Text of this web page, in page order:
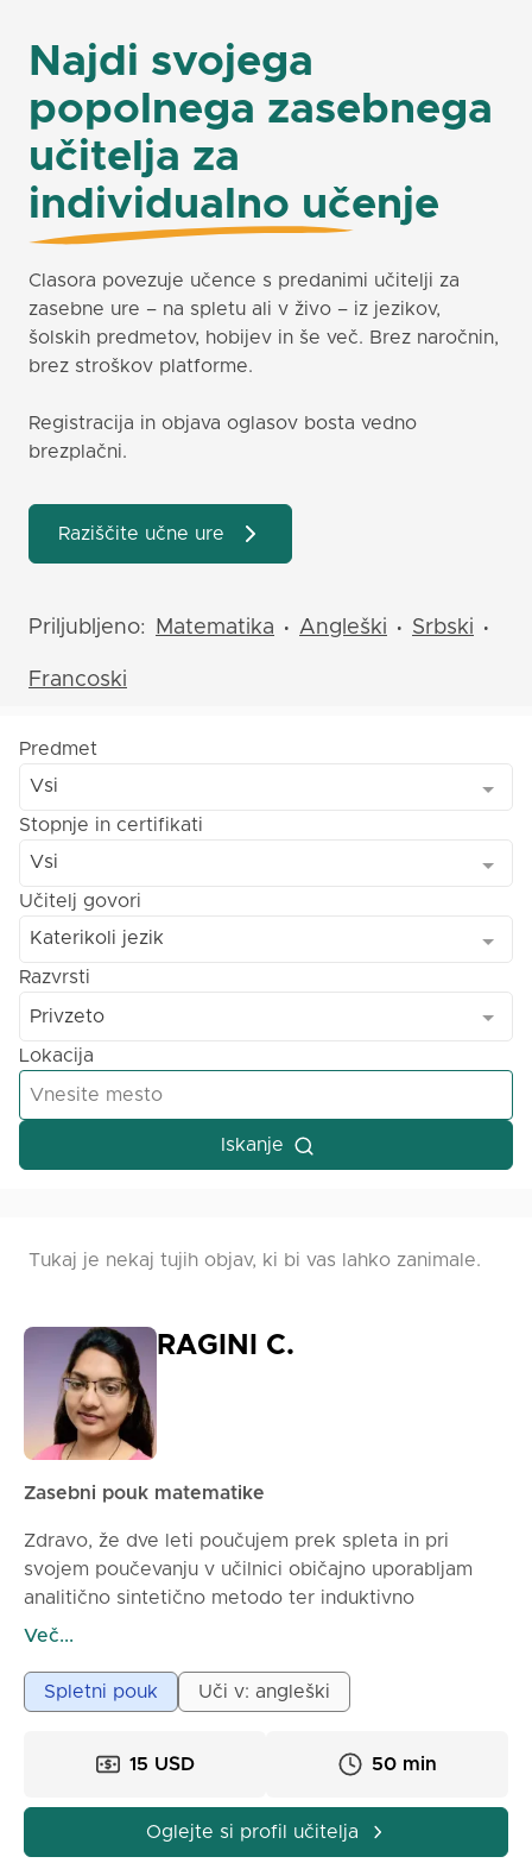
Najdi svojega
popolnega zasebnega
učitelja za
individualno učenje
Clasora povezuje učence s predanimi učitelji za
zasebne ure – na spletu ali v živo – iz jezikov,
šolskih predmetov, hobijev in še več. Brez naročnin,
brez stroškov platforme.
Registracija in objava oglasov bosta vedno
brezplačni.
Raziščite učne ure
Priljubljeno: Matematika • Angleški • Srbski •
Francoski
Predmet
Vsi
Stopnje in certifikati
Vsi
Učitelj govori
Katerikoli jezik
Razvrsti
Privzeto
Lokacija
Iskanje
Tukaj je nekaj tujih objav, ki bi vas lahko zanimale.
RAGINI C.
Zasebni pouk matematike
Zdravo, že dve leti poučujem prek spleta in pri
svojem poučevanju v učilnici običajno uporabljam
analitično sintetično metodo ter induktivno
deduktivno metodo. Poučeval sem študente različnih
ugotovil sem tudi, da različni državi sledijo različnim
učnim načrtom, zato potrebujem vsebino, ki se
Več...
Spletni pouk Uči v: angleški
15 USD 50 min
Oglejte si profil učitelja